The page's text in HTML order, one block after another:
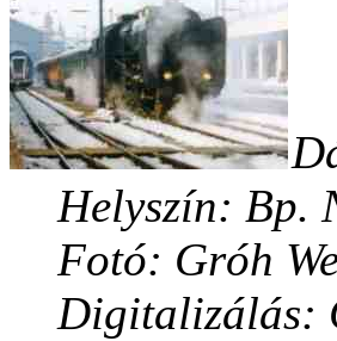
Helyszín: Bp.
Fotó: Gróh
Digitalizálás: